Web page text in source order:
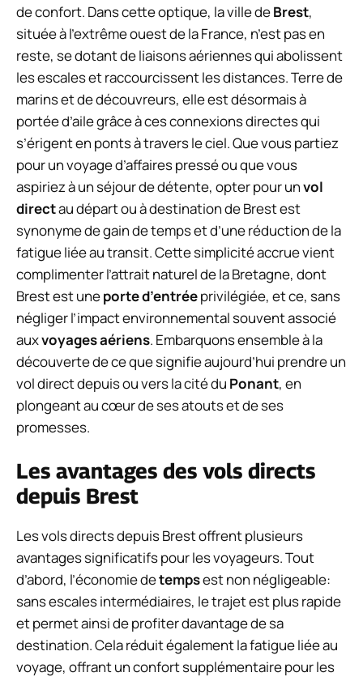
de confort. Dans cette optique, la ville deBrest,
située à l’extrême ouest de la France, n’est pas en
reste, se dotant de liaisons aériennes qui abolissent
les escales et raccourcissent les distances. Terre de
marins et de découvreurs, elle est désormais à
portée d’aile grâce à ces connexions directes qui
s’érigent en ponts à travers le ciel. Que vous partiez
pour un voyage d’affaires pressé ou que vous
aspiriez à un séjour de détente, opter pour unvol
directau départ ou à destination de Brest est
synonyme de gain de temps et d’une réduction de la
fatigue liée au transit. Cette simplicité accrue vient
complimenter l’attrait naturel de la Bretagne, dont
Brest est uneporte d’entréeprivilégiée, et ce, sans
négliger l’impact environnemental souvent associé
auxvoyages aériens. Embarquons ensemble à la
découverte de ce que signifie aujourd’hui prendre un
vol direct depuis ou vers la cité du Ponant, en
plongeant au cœur de ses atouts et de ses
promesses.
Les avantages des vols directs
depuis Brest
Les vols directs depuis Brest offrent plusieurs
avantages significatifs pour les voyageurs. Tout
d’abord, l’économie detempsest non négligeable:
sans escales intermédiaires, le trajet est plus rapide
et permet ainsi de profiter davantage de sa
destination. Cela réduit également la fatigue liée au
voyage, offrant un confort supplémentaire pour les